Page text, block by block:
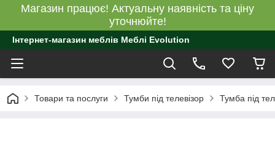
Магазин працює! Актуальну наявність та ціну
уточнюйте!
Інтернет-магазин меблів Меблі Evolution
Товари та послуги Тумби під телевізор Тумба під